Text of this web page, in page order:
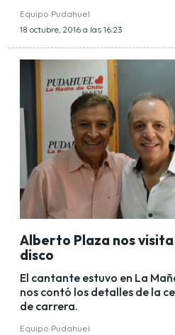
Equipo Pudahuel
18 octubre, 2016 a las 16:23
Alberto Plaza nos
disco
El cantante estuvo en La
nos contó los detalles de la
de carrera.
Equipo Pudahuel